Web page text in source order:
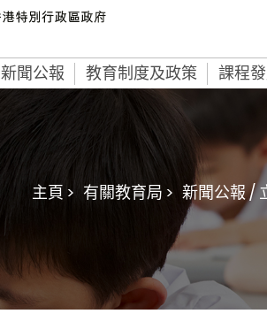
新聞公報 教育制度及政策 課程
主頁 > 有關教育局 > 新聞公報 /